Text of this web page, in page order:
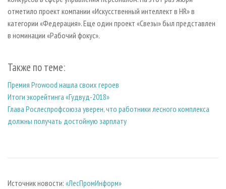
отметило проект компании «Искусственный интеллект в HR» в
категории «Федерация». Еще один проект «Свезы» был представлен
в номинации «Рабочий фокус».
Также по теме:
Премия Prowood нашла своих героев
Итоги экорейтинга «Гудвуд-2018»
Глава Рослеспрофсоюза уверен, что работники лесного комплекса
должны получать достойную зарплату
Источник новости: «ЛесПромИнформ»